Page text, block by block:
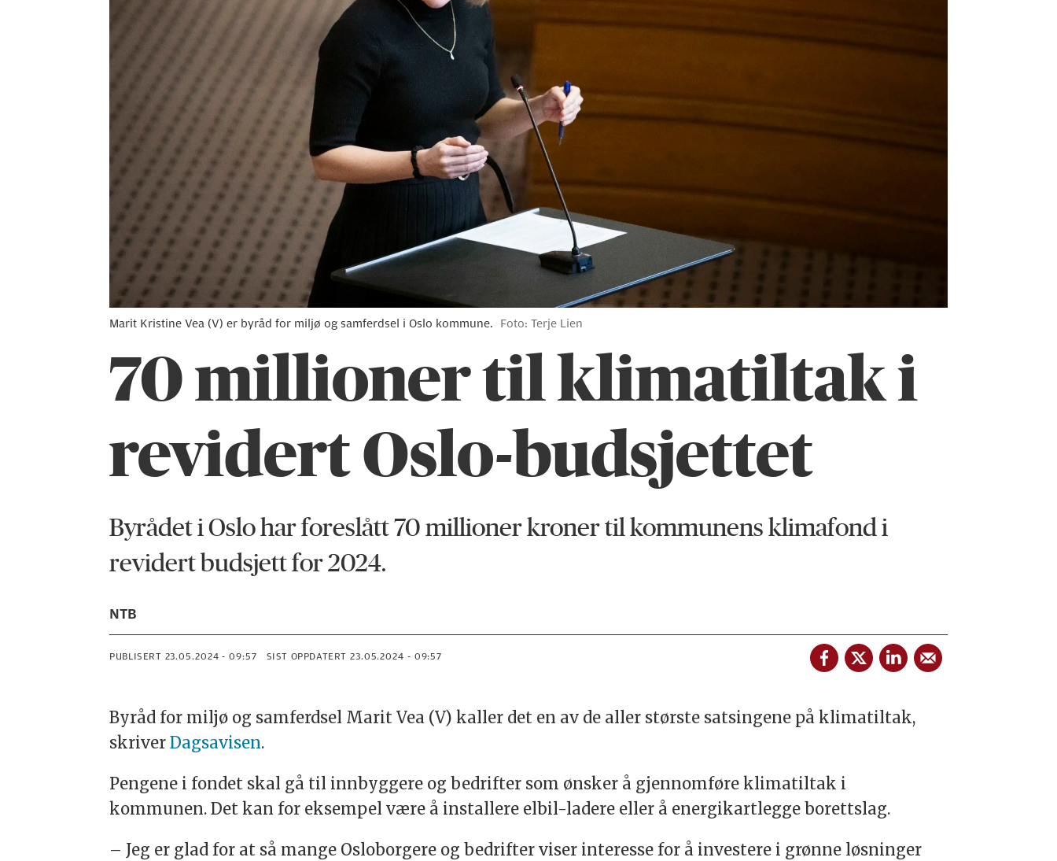
Marit Kristine Vea (V) er byråd for miljø og samferdsel i Oslo kommune. Foto: Terje Lien
70 millioner til klimatiltak i
revidert Oslo-budsjettet
Byrådet i Oslo har foreslått 70 millioner kroner til kommunens klimafond i
revidert budsjett for 2024.
NTB
PUBLISERT 23.05.2024 - 09:57 SIST OPPDATERT 23.05.2024 - 09:57
Byråd for miljø og samferdsel Marit Vea (V) kaller det en av de aller største satsingene på klimatiltak,
skriverDagsavisen.
Pengene i fondet skal gå til innbyggere og bedrifter som ønsker å gjennomføre klimatiltak i
kommunen. Det kan for eksempel være å installere elbil-ladere eller å energikartlegge borettslag.
– Jeg er glad for at så mange Osloborgere og bedrifter viser interesse for å investere i grønne løsninger